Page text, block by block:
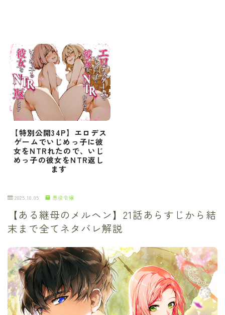
【特別公開34P】エロデス
ゲームでいじめっ子に彼
女をNTRれたので、いじ
めっ子の彼女をNTR返し
ます
2025.10.05 悪役令嬢
【ある継母のメルヘン】21話あらすじから結
末まで全てネタバレ解説